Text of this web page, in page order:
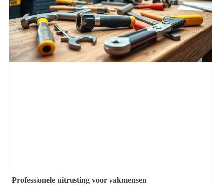
Professionele uitrusting voor vakmensen